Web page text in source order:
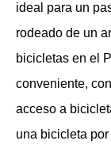
ideal para un
rodeado de un
bicicletas en el
conveniente,
acceso a
una bicicleta